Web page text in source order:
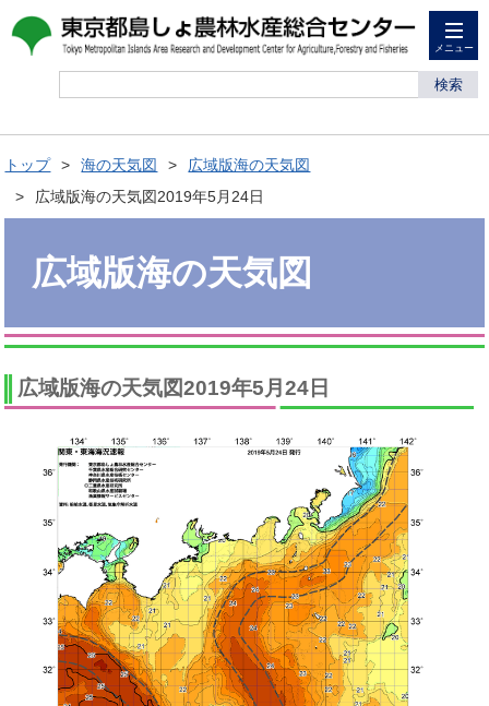
メニュー
検索
トップ 海の天気図
広域版海の天気図
広域版海の天気図2019年5月24日
広域版海の天気図
広域版海の天気図2019年5月24日